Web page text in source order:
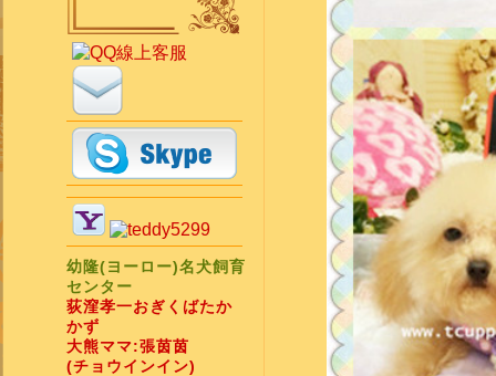
幼隆(ヨーロー)名犬飼育
センター
荻漥孝一おぎくばたか
かず
大熊ママ:張茵茵
(チョウインイン)